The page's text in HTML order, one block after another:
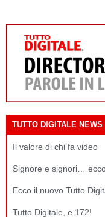
TUTTO DIGITALE NEWS
Il valore di chi fa video
Signore e signori…
Ecco il nuovo Tutto
Tutto Digitale, e 172!